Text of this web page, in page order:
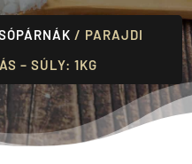
/ PARAJDI
– SÚLY: 1KG